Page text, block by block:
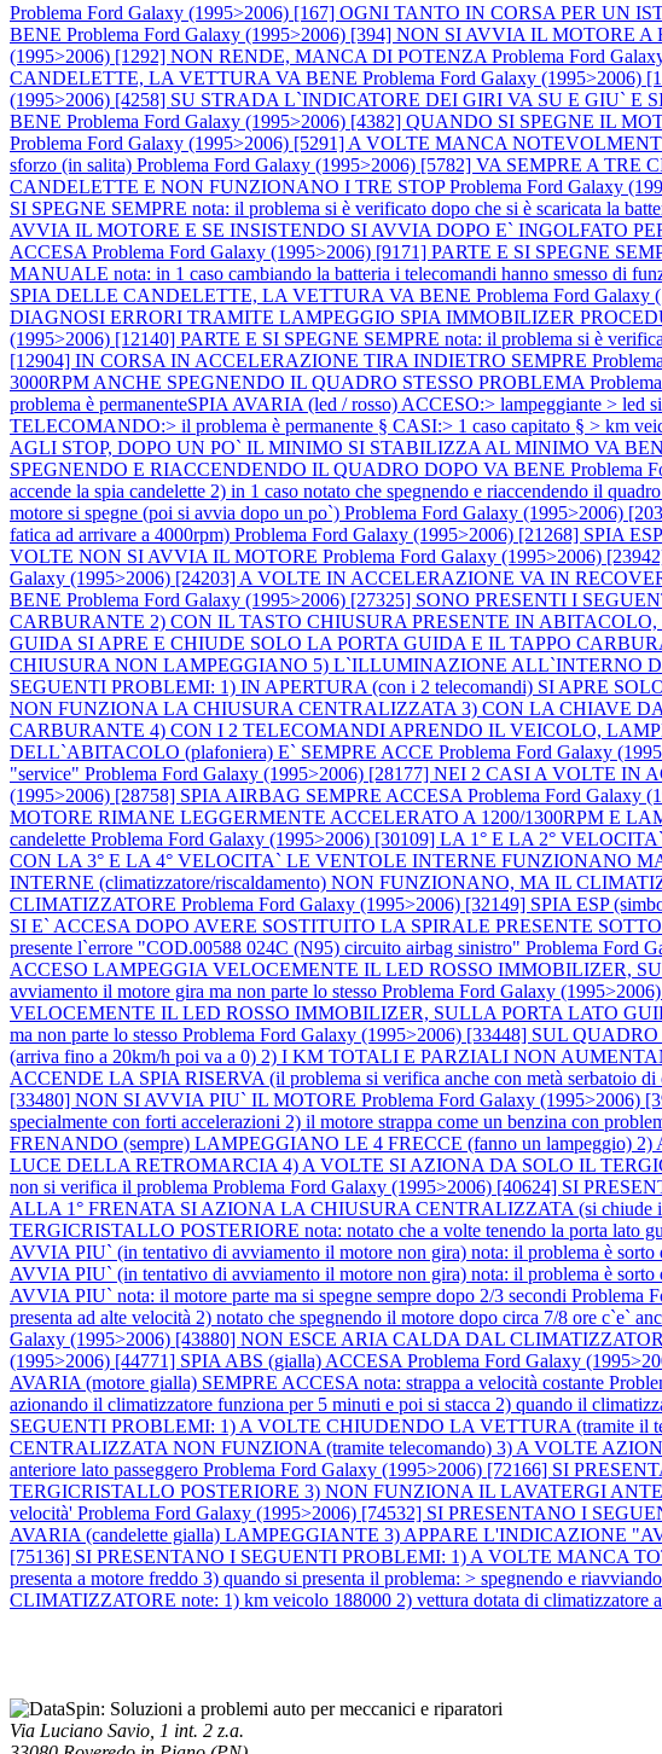
Problema Ford Galaxy (1995>2006) [167] OGNI TANTO IN CORSA PER UN
BENE Problema Ford Galaxy (1995>2006) [394] NON SI AVVIA IL
(1995>2006) [1292] NON RENDE, MANCA DI POTENZA Problema Ford
CANDELETTE, LA VETTURA VA BENE Problema Ford Galaxy
(1995>2006) [4258] SU STRADA L`INDICATORE DEI GIRI VA SU E GIU`
BENE Problema Ford Galaxy (1995>2006) [4382] QUANDO SI SPEGNE IL
Problema Ford Galaxy (1995>2006) [5291] A VOLTE MANCA
sforzo (in salita) Problema Ford Galaxy (1995>2006) [5782] VA SEMPRE A TRE
CANDELETTE E NON FUNZIONANO I TRE STOPProblema Ford Galaxy
SI SPEGNE SEMPRE nota: il problema si è verificato dopo che si è scaricata la
AVVIA IL MOTORE E SE INSISTENDO SI AVVIA DOPO E` INGOLFATO
ACCESA Problema Ford Galaxy (1995>2006) [9171] PARTE E SI SPEGNE
MANUALE nota: in 1 caso cambiando la batteria i telecomandi hanno smesso di
SPIA DELLE CANDELETTE, LA VETTURA VA BENE Problema Ford
DIAGNOSI ERRORI TRAMITE LAMPEGGIO SPIA IMMOBILIZER
(1995>2006) [12140] PARTE E SI SPEGNE SEMPRE nota: il problema si è
[12904] IN CORSA IN ACCELERAZIONE TIRA INDIETRO SEMPRE
3000RPM ANCHE SPEGNENDO IL QUADRO STESSO PROBLEMA
problema è permanenteSPIA AVARIA (led / rosso) ACCESO:> lampeggiante >
TELECOMANDO:> il problema è permanente § CASI:> 1 caso capitato § > km
AGLI STOP, DOPO UN PO` IL MINIMO SI STABILIZZA AL MINIMO VA
SPEGNENDO E RIACCENDENDO IL QUADRO DOPO VA BENE Problema
accende la spia candelette 2) in 1 caso notato che spegnendo e riaccendendo il
motore si spegne (poi si avvia dopo un po`) Problema Ford Galaxy (1995>2006)
fatica ad arrivare a 4000rpm) Problema Ford Galaxy (1995>2006) [21268] SPIA
VOLTE NON SI AVVIA IL MOTORE Problema Ford Galaxy (1995>2006)
Galaxy (1995>2006) [24203] A VOLTE IN ACCELERAZIONE VA IN
BENE Problema Ford Galaxy (1995>2006) [27325] SONO PRESENTI I
CARBURANTE 2) CON IL TASTO CHIUSURA PRESENTE IN
GUIDA SI APRE E CHIUDE SOLO LA PORTA GUIDA E IL TAPPO
CHIUSURA NON LAMPEGGIANO 5) L`ILLUMINAZIONE ALL`INTERNO
SEGUENTI PROBLEMI: 1) IN APERTURA (con i 2 telecomandi) SI APRE
NON FUNZIONA LA CHIUSURA CENTRALIZZATA 3) CON LA CHIAVE
CARBURANTE 4) CON I 2 TELECOMANDI APRENDO IL VEICOLO,
DELL`ABITACOLO (plafoniera) E` SEMPRE ACCE Problema Ford Galaxy
"service" Problema Ford Galaxy (1995>2006) [28177] NEI 2 CASI A VOLTE
(1995>2006) [28758] SPIA AIRBAG SEMPRE ACCESA Problema Ford Galaxy
MOTORE RIMANE LEGGERMENTE ACCELERATO A 1200/1300RPM E
candelette Problema Ford Galaxy (1995>2006) [30109] LA 1° E LA 2°
CON LA 3° E LA 4° VELOCITA` LE VENTOLE INTERNE FUNZIONANO
INTERNE (climatizzatore/riscaldamento) NON FUNZIONANO, MA IL
CLIMATIZZATORE Problema Ford Galaxy (1995>2006) [32149] SPIA ESP
SI E` ACCESA DOPO AVERE SOSTITUITO LA SPIRALE PRESENTE SOTTO
presente l`errore "COD.00588 024C (N95) circuito airbag sinistro" Problema Ford
ACCESO LAMPEGGIA VELOCEMENTE IL LED ROSSO IMMOBILIZER,
avviamento il motore gira ma non parte lo stesso Problema Ford Galaxy
VELOCEMENTE IL LED ROSSO IMMOBILIZER, SULLA PORTA LATO
ma non parte lo stesso Problema Ford Galaxy (1995>2006) [33448] SUL
(arriva fino a 20km/h poi va a 0) 2) I KM TOTALI E PARZIALI NON
ACCENDE LA SPIA RISERVA (il problema si verifica anche con metà serbatoio di
[33480] NON SI AVVIA PIU` IL MOTORE Problema Ford Galaxy (1995>2006)
specialmente con forti accelerazioni 2) il motore strappa come un benzina con
FRENANDO (sempre) LAMPEGGIANO LE 4 FRECCE (fanno un
LUCE DELLA RETROMARCIA 4) A VOLTE SI AZIONA DA SOLO IL
non si verifica il problema Problema Ford Galaxy (1995>2006) [40624] SI
ALLA 1° FRENATA SI AZIONA LA CHIUSURA CENTRALIZZATA (si
TERGICRISTALLO POSTERIORE nota: notato che a volte tenendo la porta lato
AVVIA PIU` (in tentativo di avviamento il motore non gira) nota: il problema è sorto
AVVIA PIU` (in tentativo di avviamento il motore non gira) nota: il problema è sorto
AVVIA PIU` nota: il motore parte ma si spegne sempre dopo 2/3 secondi Problema
presenta ad alte velocità 2) notato che spegnendo il motore dopo circa 7/8 ore c`e`
Galaxy (1995>2006) [43880] NON ESCE ARIA CALDA DAL
(1995>2006) [44771] SPIA ABS (gialla) ACCESA Problema Ford Galaxy
AVARIA (motore gialla) SEMPRE ACCESA nota: strappa a velocità costante
azionando il climatizzatore funziona per 5 minuti e poi si stacca 2) quando il
SEGUENTI PROBLEMI: 1) A VOLTE CHIUDENDO LA VETTURA (tramite il
CENTRALIZZATA NON FUNZIONA (tramite telecomando) 3) A VOLTE
anteriore lato passeggero Problema Ford Galaxy (1995>2006) [72166] SI
TERGICRISTALLO POSTERIORE 3) NON FUNZIONA IL LAVATERGI
velocità' Problema Ford Galaxy (1995>2006) [74532] SI PRESENTANO I
AVARIA (candelette gialla) LAMPEGGIANTE 3) APPARE L'INDICAZIONE
[75136] SI PRESENTANO I SEGUENTI PROBLEMI: 1) A VOLTE MANCA
presenta a motore freddo 3) quando si presenta il problema: > spegnendo e
CLIMATIZZATORE note: 1) km veicolo 188000 2) vettura dotata di climatizzatore
Via Luciano Savio, 1 int. 2 z.a.